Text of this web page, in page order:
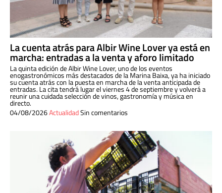
La cuenta atrás para Albir Wine Lover ya está en
marcha: entradas a la venta y aforo limitado
La quinta edición de Albir Wine Lover, uno de los eventos
enogastronómicos más destacados de la Marina Baixa, ya ha iniciado
su cuenta atrás con la puesta en marcha de la venta anticipada de
entradas. La cita tendrá lugar el viernes 4 de septiembre y volverá a
reunir una cuidada selección de vinos, gastronomía y música en
directo.
04/08/2026ActualidadSin comentarios